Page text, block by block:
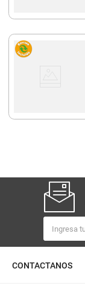
CONTACTANOS